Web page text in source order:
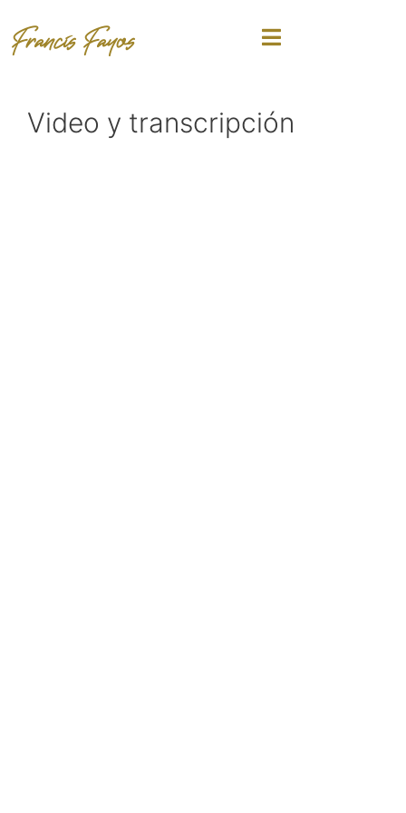
Francis Fayos
Video y transcripción